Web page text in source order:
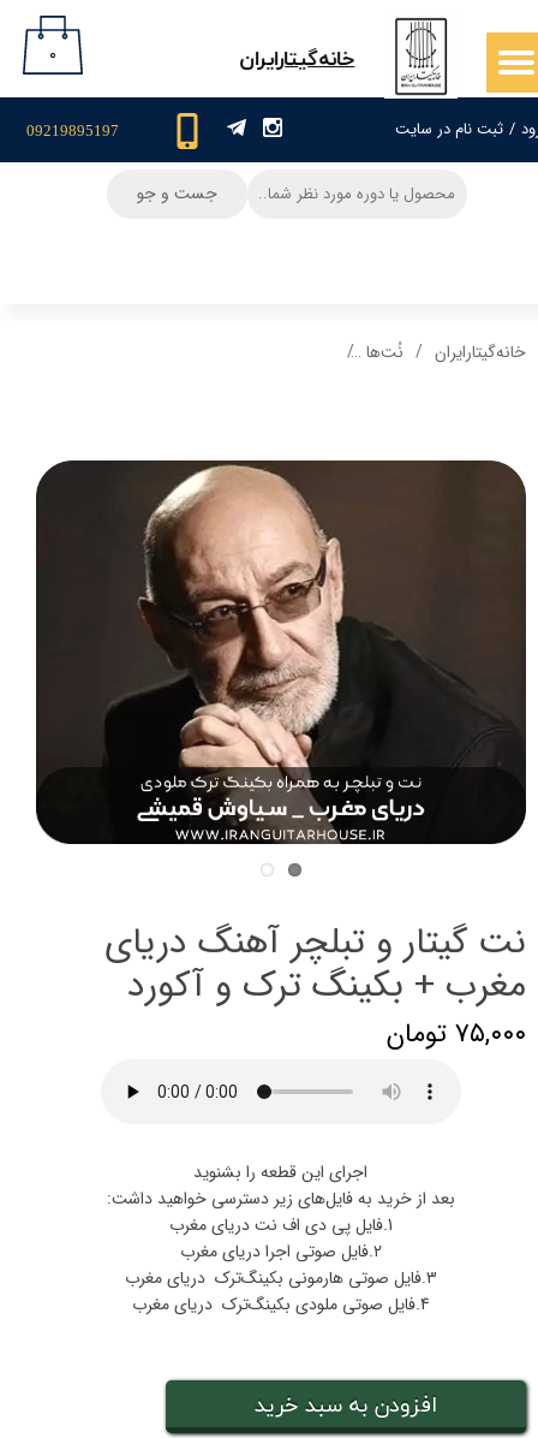
/ ثبت نام در سایت
حساب کاربری من
سفارشات
09219895197
​خانه‌گیتار‌ایران ۰
جست و جو
خانه‌گیتار‌ایران نُت‌ها
نت گیتار و تبلچر آهنگ دریای
مغرب + بکینگ ترک و آکورد
۷۵,۰۰۰ تومان
اجرای این قطعه را بشنوید
بعد از خرید به فایل‌های زیر دسترسی خواهید داشت:
1.فایل پی دی اف نت دریای مغرب
2.فایل صوتی اجرا دریای مغرب
3.فایل صوتی هارمونی بکینگ‌ترک دریای مغرب
4.فایل صوتی ملودی بکینگ‌ترک دریای مغرب
افزودن به سبد خرید